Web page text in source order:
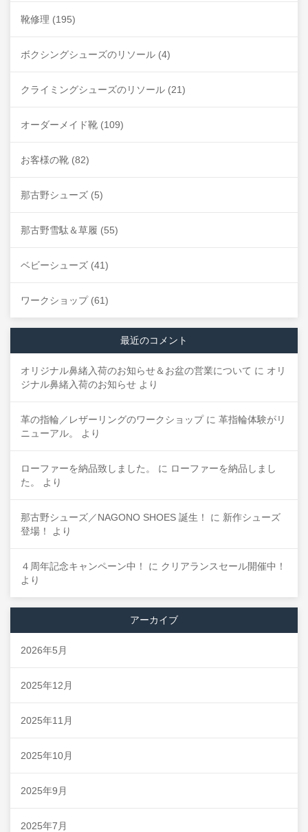
靴修理 (195)
ボクシングシューズのリソール (4)
クライミングシューズのリソール (21)
オーダーメイド靴 (109)
お客様の靴 (82)
那古野シューズ (5)
那古野雪駄＆草履 (55)
ベビーシューズ (41)
ワークショップ(61)
最近のコメント
オリジナル鼻緒入荷のお知らせ＆お盆の営業について に オリ
ジナル鼻緒入荷のお知らせ より
革の指輪／レザーリングのワークショップに 革指輪体験がリ
ニューアル。
より
ローファーを納品致しました。 に ローファーを納品しまし
た。
より
那古野シューズ／NAGONO SHOES 誕生！ に 新作シューズ
登場！
より
４周年記念キャンペーン中！ に クリアランスセール開催中！
より
アーカイブ
2026年5月
2025年12月
2025年11月
2025年10月
2025年9月
2025年7月